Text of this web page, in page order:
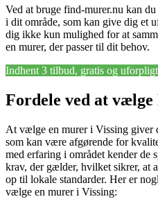
Ved at bruge find-murer.nu kan
i dit område, som kan give dig et
dig ikke kun mulighed for at
en murer, der passer til dit behov.
Indhent 3 tilbud, gratis og
Fordele ved at
At vælge en murer i Vissing giver
som kan være afgørende for
med erfaring i området kender de
krav, der gælder, hvilket sikrer, at
op til lokale standarder. Her er
vælge en murer i Vissing: